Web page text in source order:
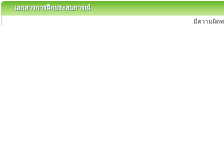
เอกสารการฝึกประสบการณ์
เอกสารการฝึกประสบการณ์
มีความผิด